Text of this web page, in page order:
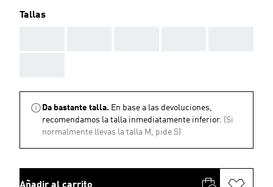
Tallas
Da bastante talla. En base a las devoluciones,
recomendamos la talla inmediatamente inferior. (Si
normalmente llevas la talla M, pide S)